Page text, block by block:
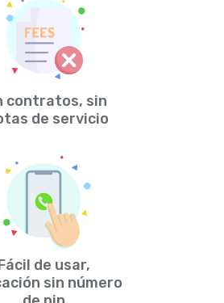
contratos, sin
de servicio
de usar,
sin número